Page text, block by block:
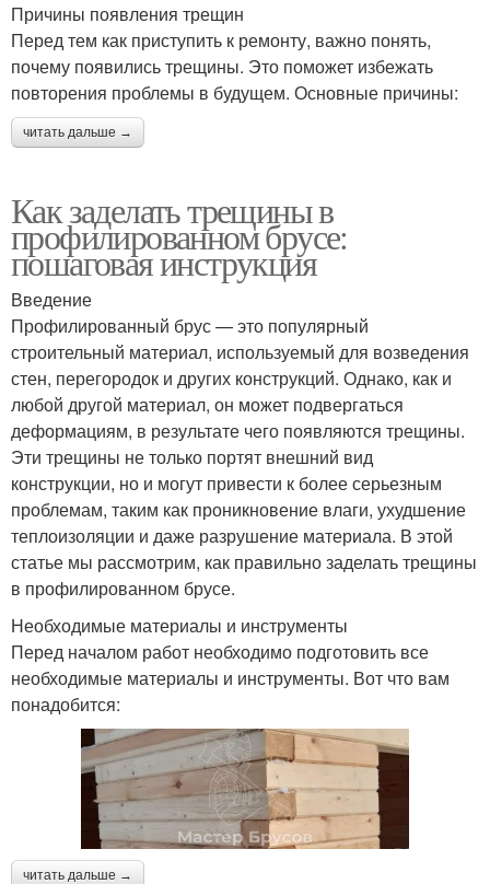
Причины появления трещин
Перед тем как приступить к ремонту, важно понять,
почему появились трещины. Это поможет избежать
повторения проблемы в будущем. Основные причины:
читать дальше →
Как заделать трещины в
профилированном брусе:
пошаговая инструкция
Введение
Профилированный брус — это популярный
строительный материал, используемый для возведения
стен, перегородок и других конструкций. Однако, как и
любой другой материал, он может подвергаться
деформациям, в результате чего появляются трещины.
Эти трещины не только портят внешний вид
конструкции, но и могут привести к более серьезным
проблемам, таким как проникновение влаги, ухудшение
теплоизоляции и даже разрушение материала. В этой
статье мы рассмотрим, как правильно заделать трещины
в профилированном брусе.
Необходимые материалы и инструменты
Перед началом работ необходимо подготовить все
необходимые материалы и инструменты. Вот что вам
понадобится:
читать дальше →